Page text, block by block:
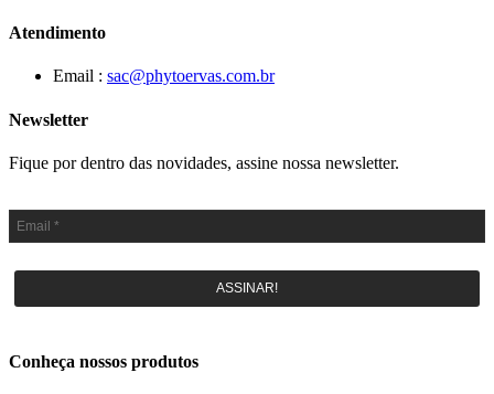
Atendimento
Email : sac@phytoervas.com.br
Newsletter
Fique por dentro das novidades, assine nossa newsletter.
ASSINAR!
Conheça nossos produtos